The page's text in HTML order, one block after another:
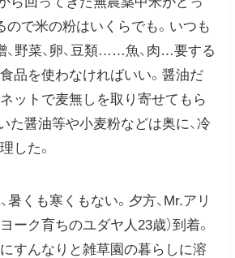
ので米の粉はいくらでも。いつも
、野菜、卵、豆類……魚、肉…要する
品を使わなければいい。醤油だ
ットで麦無しを取り寄せてもら
た醤油等や小麦粉などは奥に、冷
した。
暑くも寒くもない。夕方、Mr.アリ
ーク育ちのユダヤ人23歳）到着。
すんなりと雑草園の暮らしに溶